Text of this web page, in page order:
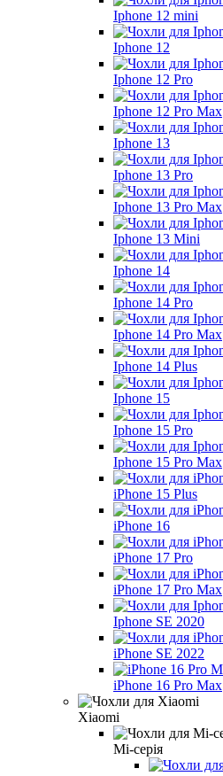
Iphone 12 mini
Iphone 12
Iphone 12 Pro
Iphone 12 Pro Max
Iphone 13
Iphone 13 Pro
Iphone 13 Pro Max
Iphone 13 Mini
Iphone 14
Iphone 14 Pro
Iphone 14 Pro Max
Iphone 14 Plus
Iphone 15
Iphone 15 Pro
Iphone 15 Pro Max
iPhone 15 Plus
iPhone 16
iPhone 17 Pro
iPhone 17 Pro Max
Iphone SE 2020
iPhone SE 2022
iPhone 16 Pro Max
Xiaomi
Mi-серія